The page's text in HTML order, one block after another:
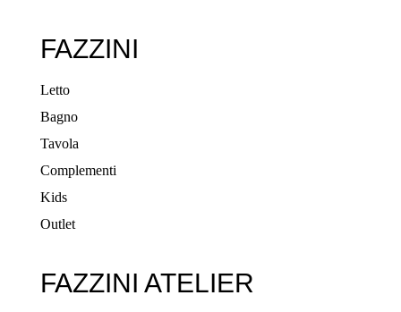
FAZZINI
Letto
Bagno
Tavola
Complementi
Kids
Outlet
FAZZINI ATELIER